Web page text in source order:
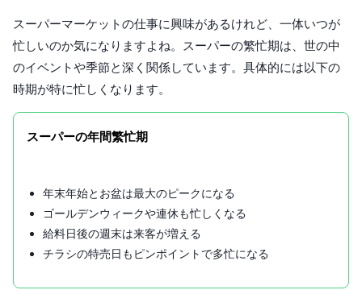
スーパーマーケットの仕事に興味があるけれど、一体いつが
忙しいのか気になりますよね。スーパーの繁忙期は、世の中
のイベントや季節と深く関係しています。具体的には以下の
時期が特に忙しくなります。
スーパーの年間繁忙期
年末年始とお盆は最大のピークになる
ゴールデンウィークや連休も忙しくなる
給料日後の週末は来客が増える
チラシの特売日もピンポイントで多忙になる